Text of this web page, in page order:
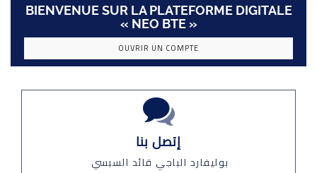
BIENVENUE SUR LA PLATEFORME DIGITALE
« NEO BTE »
OUVRIR UN COMPTE
إتصل بنا
بوليفارد الباجي قائد السبسي